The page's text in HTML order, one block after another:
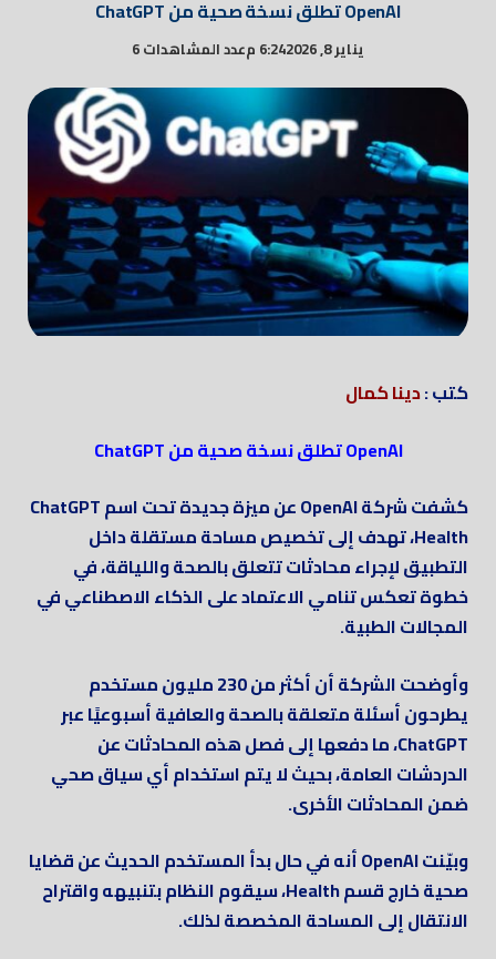
OpenAI تطلق نسخة صحية من ChatGPT
يناير 8, 2026 6:24 م عدد المشاهدات 6
كتب :دينا كمال
OpenAI تطلق نسخة صحية من ChatGPT
كشفت شركة OpenAI عن ميزة جديدة تحت اسم ChatGPT
Health، تهدف إلى تخصيص مساحة مستقلة داخل
التطبيق لإجراء محادثات تتعلق بالصحة واللياقة، في
خطوة تعكس تنامي الاعتماد على الذكاء الاصطناعي في
المجالات الطبية.
وأوضحت الشركة أن أكثر من 230 مليون مستخدم
يطرحون أسئلة متعلقة بالصحة والعافية أسبوعيًا عبر
ChatGPT، ما دفعها إلى فصل هذه المحادثات عن
الدردشات العامة، بحيث لا يتم استخدام أي سياق صحي
ضمن المحادثات الأخرى.
وبيّنت OpenAI أنه في حال بدأ المستخدم الحديث عن قضايا
صحية خارج قسم Health، سيقوم النظام بتنبيهه واقتراح
الانتقال إلى المساحة المخصصة لذلك.